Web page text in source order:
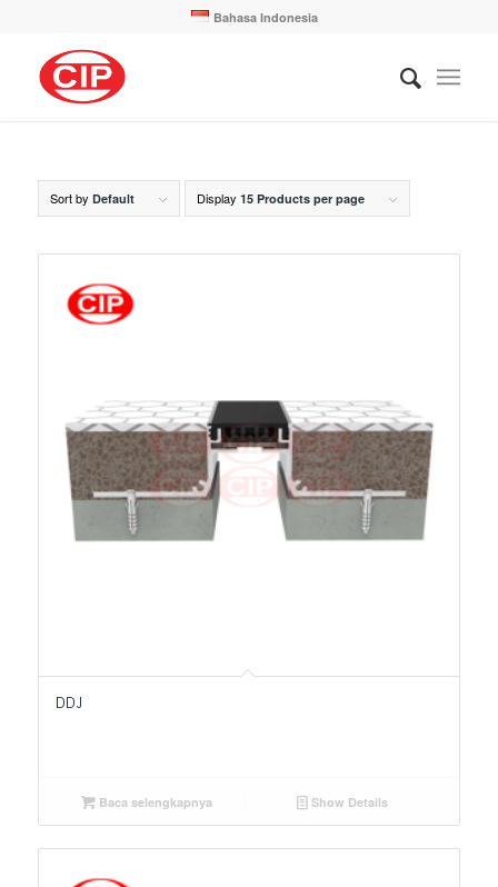
Bahasa Indonesia
Sort by Default Display 15 Products per page
DDJ
Baca selengkapnya Show Details